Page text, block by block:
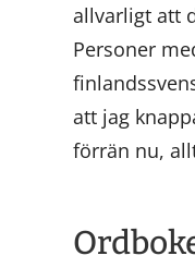
allvarligt att
Personer
att jag
förrän nu,